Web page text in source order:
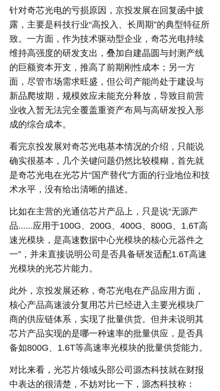
针对奇芯光电的亏损原因，京投发展在回复函中披
露，主要是科技行业“高投入、长周期”的典型特征所
致。一方面，作为技术驱动型企业，奇芯光电持续
维持高强度的研发支出，叠加自建晶圆与封测产线
的巨额资本开支，推高了前期刚性成本；另一方
面，尽管市场需求旺盛，但公司产能尚处于建设与
新品爬坡期，规模效应未能充分释放，导致目前营
业收入暂无法完全覆盖重资产布局与高研发投入形
成的综合成本。
看完京投发展对奇芯光电基本情况的介绍，只能说
确实很基本，几个关键问题仍然比较模糊，首先就
是奇芯光电在光芯片“国产替代”方面的行业地位和技
术水平，没有给出清晰的描述。
比如在主营的光通信芯片产品上，只是说“无源产
品......应用于100G、200G、400G、800G、1.6T高
速光模块，是高速数据中心光模块的核心元器件之
一”，并未直接说明公司是否具备研发适配1.6T高速
光模块的光芯片能力。
此外，京投发展还称，奇芯光电在产品应用方面，
核心产品高速波分复用芯片已经进入主要光模块厂
商的供应链体系，实现了批量供货。但并未说明其
芯片产品实现的是哪一种速率的批量供应，是否具
备如800G、1.6T等高速率光模块的批量供货能力。
对比来看，光芯片领域头部公司源杰科技就在财报
中表达的很清楚，不妨对比一下，源杰科技称：